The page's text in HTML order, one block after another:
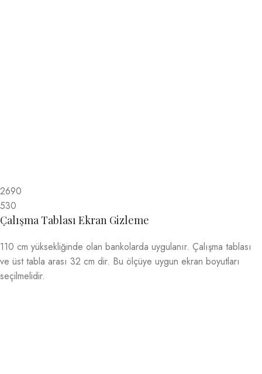
2690
530
Çalışma Tablası Ekran Gizleme
110 cm yüksekliğinde olan bankolarda uygulanır. Çalışma tablası
ve üst tabla arası 32 cm dir. Bu ölçüye uygun ekran boyutları
seçilmelidir.